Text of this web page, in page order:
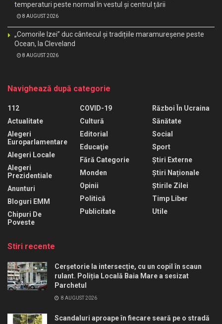
temperaturi peste normal în vestul și centrul țării
8 AUGUST 2026
„Comorile Izei” duc cântecul și tradițiile maramureșene peste
Ocean, la Cleveland
8 AUGUST 2026
Navighează după categorie
112
Actualitate
Alegeri
Europarlamentare
Alegeri Locale
Alegeri
Prezidentiale
Anunturi
Bloguri EMM
Chipuri De
Poveste
COVID-19
Cultură
Editorial
Educaţie
Fără Categorie
Monden
Opinii
Politică
Publicitate
Război În Ucraina
Sănătate
Social
Sport
Știri Externe
Știri Naționale
Știrile Zilei
Timp Liber
Utile
Stiri recente
Cerșetorie la intersecție, cu un copil în scaun
rulant. Poliția Locală Baia Mare a sesizat
Parchetul
8 AUGUST 2026
Scandaluri aproape în fiecare seară pe o stradă